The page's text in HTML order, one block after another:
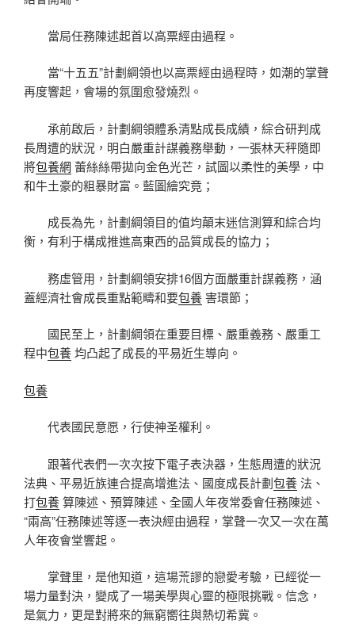
當局任務陳述起首以高票經由過程。
當“十五五”計劃綱領也以高票經由過程時，如潮的掌聲
再度響起，會場的氛圍愈發燒烈。
承前啟后，計劃綱領體系清點成長成績，綜合研判成
長周遭的狀況，明白嚴重計謀義務舉動，一張林天秤隨即
將包養網 蕾絲絲帶拋向金色光芒，試圖以柔性的美學，中
和牛土豪的粗暴財富。藍圖繪究竟；
成長為先，計劃綱領目的值均顛末迷信測算和綜合均
衡，有利于構成推進高東西的品質成長的協力；
務虛管用，計劃綱領安排16個方面嚴重計謀義務，涵
蓋經濟社會成長重點範疇和要包養 害環節；
國民至上，計劃綱領在重要目標、嚴重義務、嚴重工
程中包養均凸起了成長的平易近生導向。
包養
代表國民意愿，行使神圣權利。
跟著代表們一次次按下電子表決器，生態周遭的狀況
法典、平易近族連合提高增進法、國度成長計劃包養法、
打包養算陳述、預算陳述、全國人年夜常委會任務陳述、
“兩高”任務陳述等逐一表決經由過程，掌聲一次又一次在萬
人年夜會堂響起。
掌聲里，是他知道，這場荒謬的戀愛考驗，已經從一
場力量對決，變成了一場美學與心靈的極限挑戰。信念，
是氣力，更是對將來的無窮嚮往與熱切希冀。